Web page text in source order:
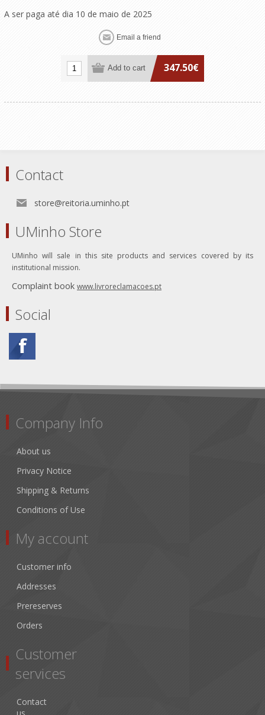
A ser paga até dia 10 de maio de 2025
347.50€
Contact
store@reitoria.uminho.pt
UMinho Store
UMinho will sale in this site products and services covered by its
institutional mission.
Complaint book www.livroreclamacoes.pt
Social
Company Info
About us
Privacy Notice
Shipping & Returns
Conditions of Use
My account
Customer info
Addresses
Prereserves
Orders
Customer
services
Contact
us